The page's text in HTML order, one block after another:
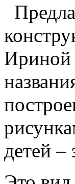
Ириной
детей –